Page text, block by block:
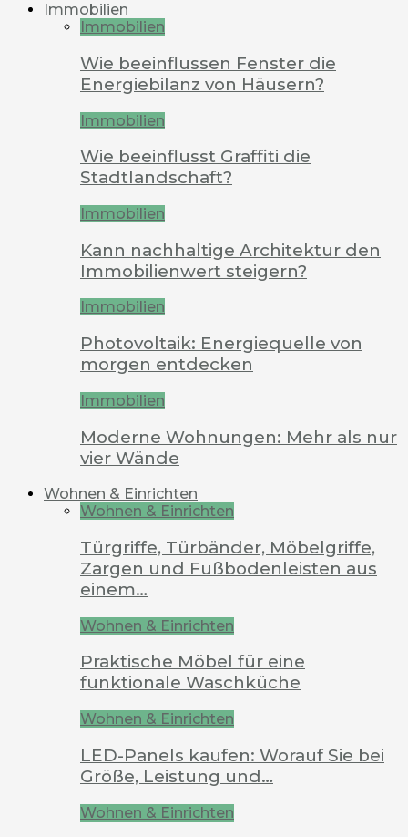
Immobilien
Immobilien
Wie beeinflussen Fenster die
Energiebilanz von Häusern?
Immobilien
Wie beeinflusst Graffiti die
Stadtlandschaft?
Immobilien
Kann nachhaltige Architektur den
Immobilienwert steigern?
Immobilien
Photovoltaik: Energiequelle von
morgen entdecken
Immobilien
Moderne Wohnungen: Mehr als nur
vier Wände
Wohnen & Einrichten
Wohnen & Einrichten
Türgriffe, Türbänder, Möbelgriffe,
Zargen und Fußbodenleisten aus
einem…
Wohnen & Einrichten
Praktische Möbel für eine
funktionale Waschküche
Wohnen & Einrichten
LED-Panels kaufen: Worauf Sie bei
Größe, Leistung und…
Wohnen & Einrichten